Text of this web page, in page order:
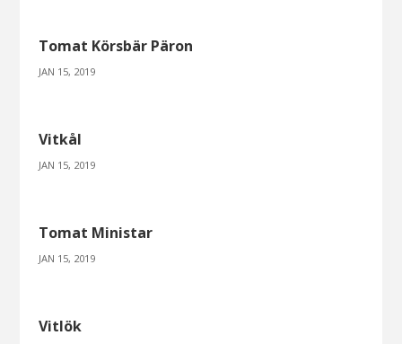
Tomat Körsbär Päron
JAN 15, 2019
Vitkål
JAN 15, 2019
Tomat Ministar
JAN 15, 2019
Vitlök